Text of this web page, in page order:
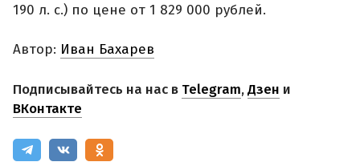
190 л. с.) по цене от 1 829 000 рублей.
Автор: Иван Бахарев
Подписывайтесь на нас в Telegram,Дзен и
ВКонтакте